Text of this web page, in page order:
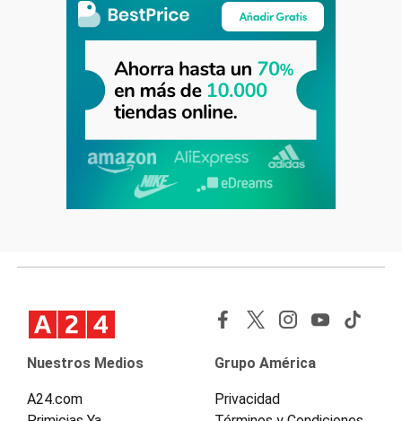
Nuestros Medios
A24.com
Grupo América
Privacidad